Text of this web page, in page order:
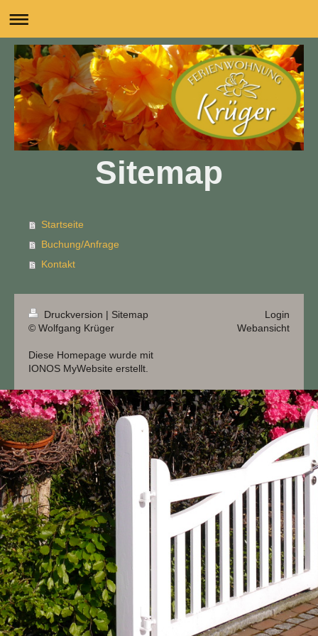
Sitemap
Startseite
Buchung/Anfrage
Kontakt
Druckversion | Sitemap
© Wolfgang Krüger
Diese Homepage wurde mit
IONOS MyWebsite erstellt.
Login
Webansicht